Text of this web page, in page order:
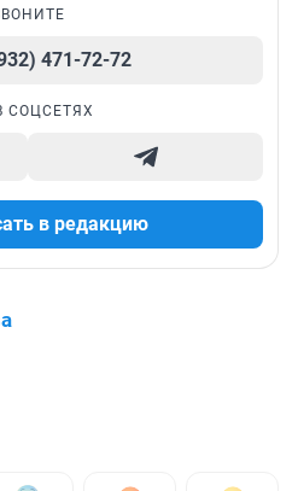
471-72-72
СОЦСЕТЯХ
в редакцию